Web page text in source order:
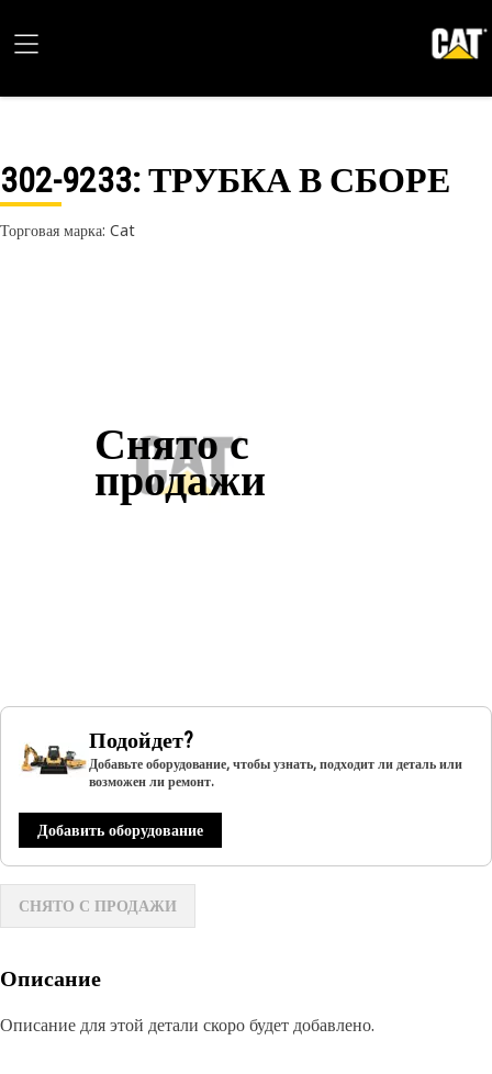
302-9233: ТРУБКА В СБОРЕ
Торговая марка: Cat
Снято с
продажи
Подойдет?
Добавьте оборудование, чтобы узнать, подходит ли деталь или
возможен ли ремонт.
Добавить оборудование
СНЯТО С ПРОДАЖИ
Описание
Описание для этой детали скоро будет добавлено.